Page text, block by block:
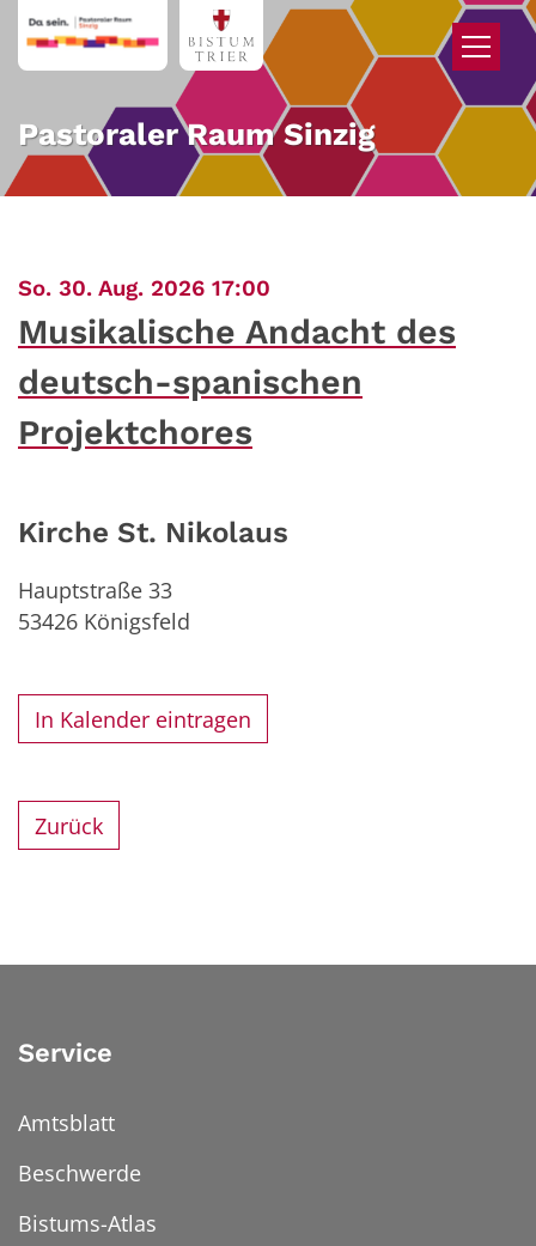
Zum Inhalt springen
Pastoraler Raum Sinzig
So. 30. Aug. 2026 17:00
Musikalische Andacht des
deutsch-spanischen
Projektchores
Kirche St. Nikolaus
Hauptstraße 33
53426 Königsfeld
In Kalender eintragen
Zurück
Service
Amtsblatt
Beschwerde
Bistums-Atlas